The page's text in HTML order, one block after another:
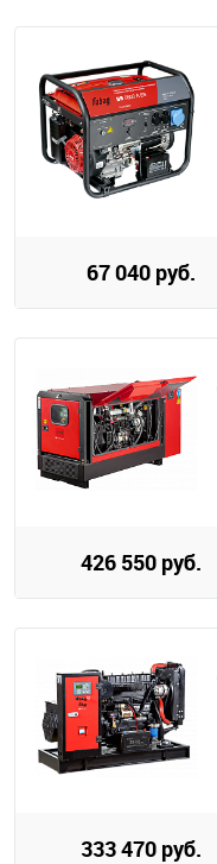
67 040 руб.
426 550 руб.
333 470 руб.